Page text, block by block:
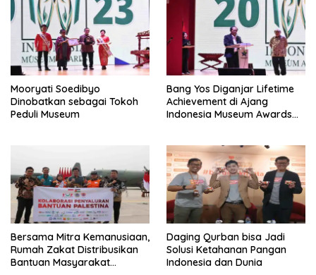
Mooryati Soedibyo
Dinobatkan sebagai Tokoh
Peduli Museum
Bang Yos Diganjar Lifetime
Achievement di Ajang
Indonesia Museum Awards
Bersama Mitra Kemanusiaan,
Rumah Zakat Distribusikan
Bantuan Masyarakat
Daging Qurban bisa Jadi
Solusi Ketahanan Pangan
Indonesia dan Dunia